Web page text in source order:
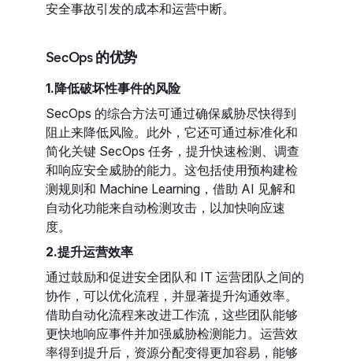
安全事故引发的成本和运营中断。
SecOps 的优势
1.降低破坏性事件的风险
SecOps 的综合方法可通过确保威胁尽快得到
阻止来降低风险。此外，它还可通过标准化和
简化关键 SecOps 任务，提升快速检测、调查
和响应安全威胁的能力。这包括使用预构建检
测规则和 Machine Learning，借助 AI 见解和
自动化功能来自动检测攻击，以加快响应速
度。
2.提升运营效率
通过鼓励和促进安全团队和 IT 运营团队之间的
协作，可以优化流程，并显著提升沟通效率。
借助自动化流程来改进工作流，这些团队能够
更快地响应事件并加强威胁检测能力。运营效
率得到提升后，资源分配变得更加容易，能够